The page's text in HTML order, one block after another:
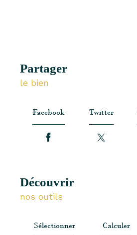
partager
le bien
Facebook Twitter
découvrir
nos outils
Sélectionner Calculer